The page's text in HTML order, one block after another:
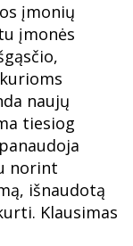
įmonių
įmonės
naujų
tiesiog
norint
išnaudotą
Klausimas